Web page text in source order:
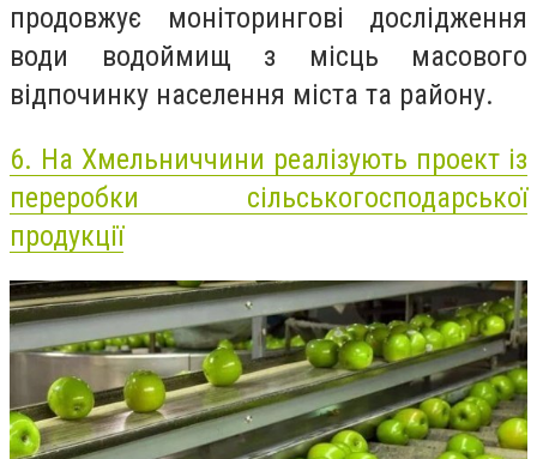
продовжує моніторингові дослідження
води водоймищ з місць масового
відпочинку населення міста та району.
6. На Хмельниччини реалізують проект із
переробки сільськогосподарської
продукції